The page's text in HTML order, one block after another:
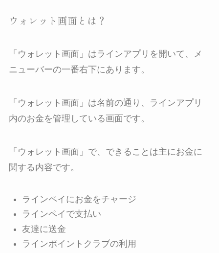
ウォレット画面とは？
「ウォレット画面」はラインアプリを開いて、メ
ニューバーの一番右下にあります。
「ウォレット画面」は名前の通り、ラインアプリ
内のお金を管理している画面です。
「ウォレット画面」で、できることは主にお金に
関する内容です。
ラインペイにお金をチャージ
ラインペイで支払い
友達に送金
ラインポイントクラブの利用